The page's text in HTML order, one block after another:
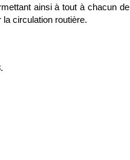
ainsi à tout à chacun de
circulation routière.